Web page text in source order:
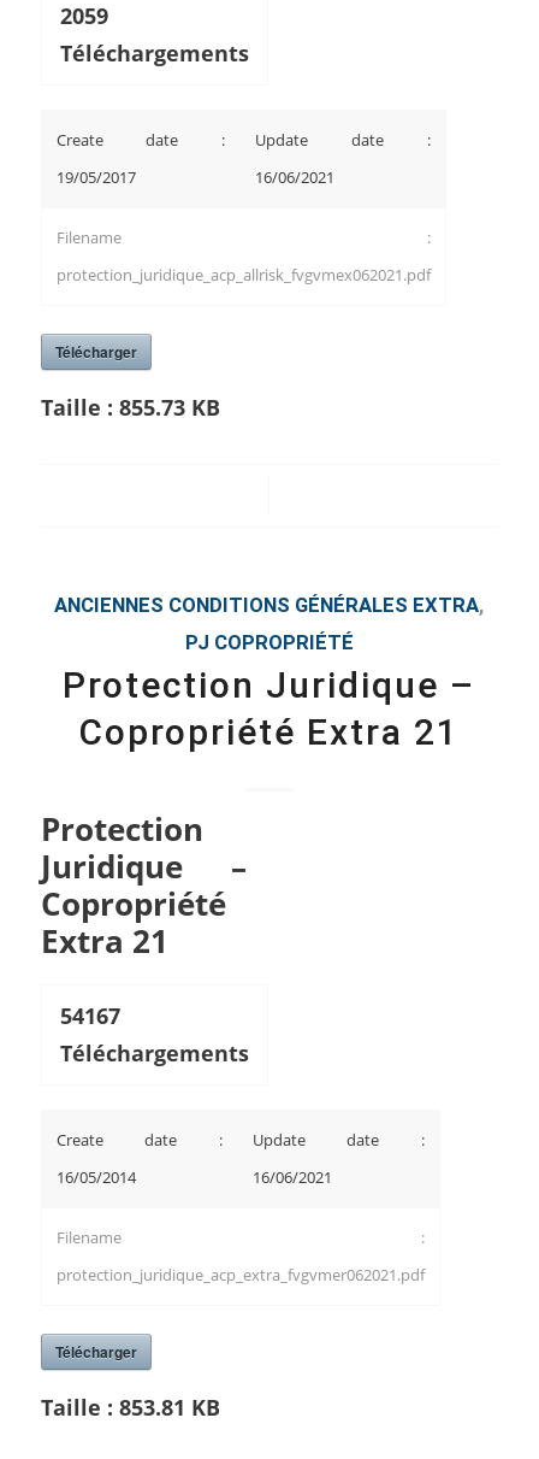
2059
Téléchargements
Create date :
19/05/2017
Update date :
16/06/2021
Filename :
protection_juridique_acp_allrisk_fvgvmex062021.pdf
Télécharger
Taille : 855.73 KB
ANCIENNES CONDITIONS GÉNÉRALES EXTRA,
PJ COPROPRIÉTÉ
Protection Juridique –
Copropriété Extra 21
Protection
Juridique –
Copropriété
Extra 21
54167
Téléchargements
Create date :
16/05/2014
Update date :
16/06/2021
Filename :
protection_juridique_acp_extra_fvgvmer062021.pdf
Télécharger
Taille : 853.81 KB